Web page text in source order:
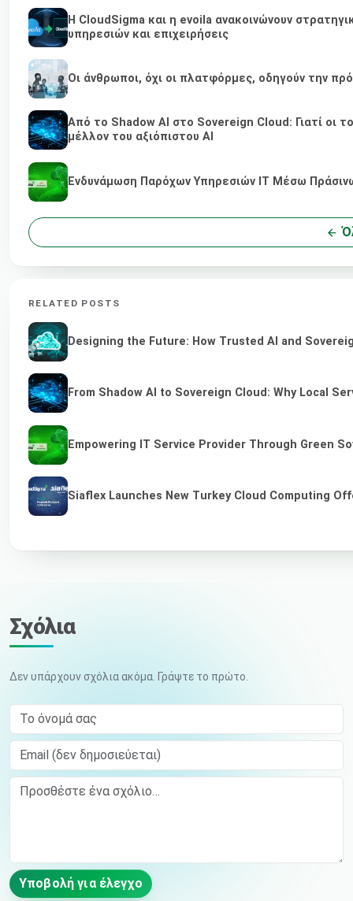
Η CloudSigma και η evoila ανακοινώνουν
υπηρεσιών και επιχειρήσεις
Οι άνθρωποι, όχι οι πλατφόρμες, οδηγούν την
Από το Shadow AI στο Sovereign Cloud: Γιατί οι
μέλλον του αξιόπιστου AI
Ενδυνάμωση Παρόχων Υπηρεσιών IT Μέσω
RELATED POSTS
Designing the Future: How Trusted AI and
From Shadow AI to Sovereign Cloud: Why Local
Empowering IT Service Provider Through Green
Siaflex Launches New Turkey Cloud Computing
Σχόλια
Δεν υπάρχουν σχόλια ακόμα. Γράψτε το πρώτο.
Το όνομά σας
Email (δεν δημοσιεύεται)
Comment
Υποβολή για έλεγχο